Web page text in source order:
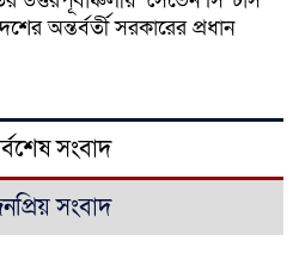
অন্তর্বর্তী সরকারের প্রধান
সংবাদ
সংবাদ